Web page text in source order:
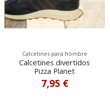
Calcetines para hombre
Calcetines divertidos
Pizza Planet
7,95 €